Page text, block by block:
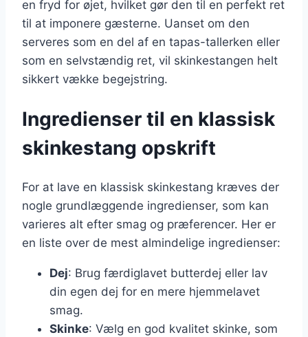
en fryd for øjet, hvilket gør den til en perfekt ret
til at imponere gæsterne. Uanset om den
serveres som en del af en tapas-tallerken eller
som en selvstændig ret, vil skinkestangen helt
sikkert vække begejstring.
Ingredienser til en klassisk
skinkestang opskrift
For at lave en klassisk skinkestang kræves der
nogle grundlæggende ingredienser, som kan
varieres alt efter smag og præferencer. Her er
en liste over de mest almindelige ingredienser:
Dej: Brug færdiglavet butterdej eller lav
din egen dej for en mere hjemmelavet
smag.
Skinke: Vælg en god kvalitet skinke, som